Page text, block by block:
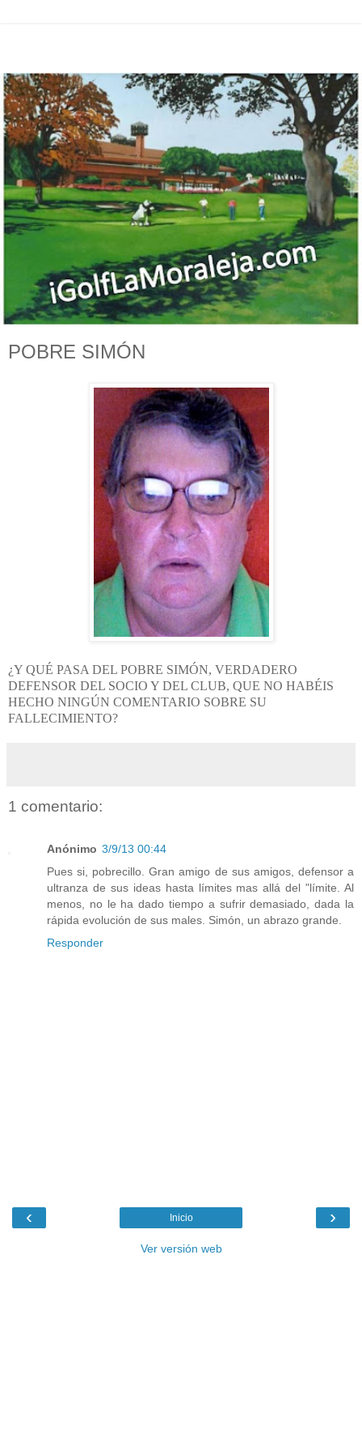
POBRE SIMÓN
¿Y QUÉ PASA DEL POBRE SIMÓN, VERDADERO
DEFENSOR DEL SOCIO Y DEL CLUB, QUE NO HABÉIS
HECHO NINGÚN COMENTARIO SOBRE SU
FALLECIMIENTO?
1 comentario:
Anónimo 3/9/13 00:44
Pues si, pobrecillo. Gran amigo de sus amigos, defensor a
ultranza de sus ideas hasta límites mas allá del "límite. Al
menos, no le ha dado tiempo a sufrir demasiado, dada la
rápida evolución de sus males. Simón, un abrazo grande.
Responder
‹ ›
Inicio
Ver versión web